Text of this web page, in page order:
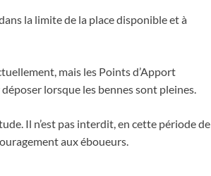
la limite de la place disponible et à
mais les Points d’Apport
lorsque les bennes sont pleines.
Il n’est pas interdit, en cette période de
aux éboueurs.